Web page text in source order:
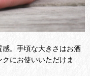
。手頃な大きさはお酒
にお使いいただけま